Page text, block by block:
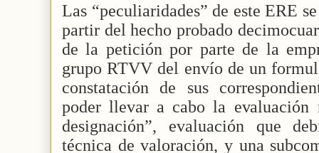
Las “peculiaridades” de este ERE
partir del hecho probado
de la petición por parte de la
grupo RTVV del envío de un
constatación de sus
poder llevar a cabo la evaluación
designación”, evaluación que
técnica de valoración, y una